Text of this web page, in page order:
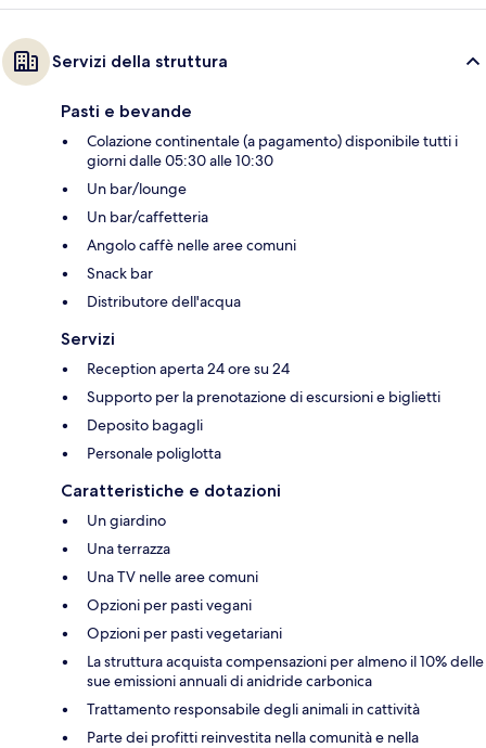
Servizi della struttura
Pasti e bevande
Colazione continentale (a pagamento) disponibile tutti i
giorni dalle 05:30 alle 10:30
Un bar/lounge
Un bar/caffetteria
Angolo caffè nelle aree comuni
Snack bar
Distributore dell'acqua
Servizi
Reception aperta 24 ore su 24
Supporto per la prenotazione di escursioni e biglietti
Deposito bagagli
Personale poliglotta
Caratteristiche e dotazioni
Un giardino
Una terrazza
Una TV nelle aree comuni
Opzioni per pasti vegani
Opzioni per pasti vegetariani
La struttura acquista compensazioni per almeno il 10% delle
sue emissioni annuali di anidride carbonica
Trattamento responsabile degli animali in cattività
Parte dei profitti reinvestita nella comunità e nella